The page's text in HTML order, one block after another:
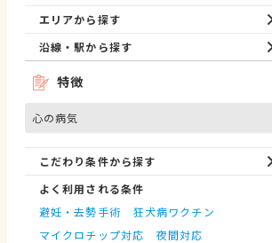
エリアから探す
沿線・駅から探す
特徴
心の病気
こだわり条件から探す
よく利用される条件
避妊・去勢手術
狂犬病ワクチン
マイクロチップ対応
夜間対応